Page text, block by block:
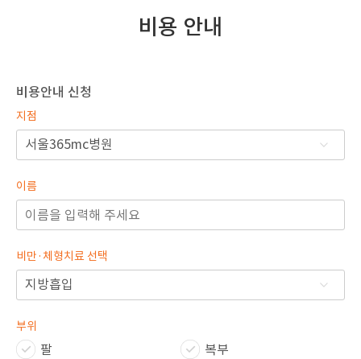
허파고리 1위 | 서울365mc병원 이성훈 부병원장(4개월 연속)
배파가리 1위 | 서울365mc병원 서성익 원장
🏆대한민국 첫번째 '병원급' 지방흡입 병원🏆
비용 안내
비용안내 신청
지점
이름
비만·체형치료 선택
부위
팔
복부